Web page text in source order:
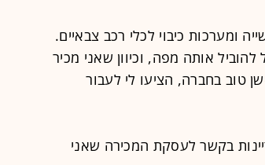
ומערכות כיבוי לכלי רכב צבאיים.
מישהו שיוכל להוביל אותה מפה, וכיוון שאני מכיר
טוב בחברה, הציעו לי לעבור
בקשר לעסקת המכירה שאני